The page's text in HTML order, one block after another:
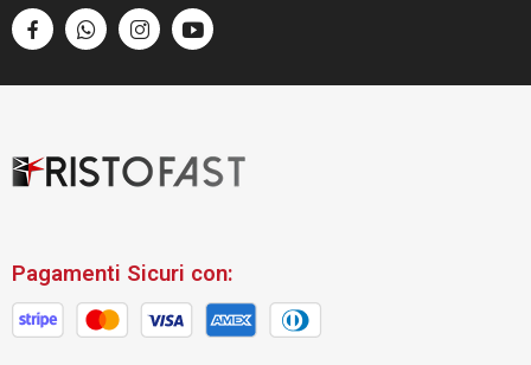
Pagamenti Sicuri con: